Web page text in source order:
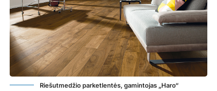
Riešutmedžio parketlentės, gamintojas „Haro“